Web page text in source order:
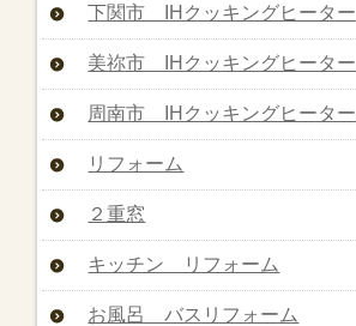
下関市 IHクッキングヒーター
美祢市 IHクッキングヒーター
周南市 IHクッキングヒーター
リフォーム
２重窓
キッチン リフォーム
お風呂 バスリフォーム